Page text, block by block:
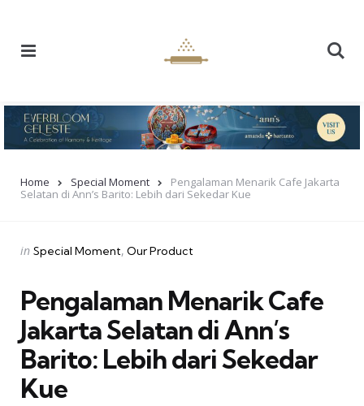
Home Special Moment
Pengalaman Menarik Cafe Jakarta
Selatan di Ann’s Barito: Lebih dari Sekedar Kue
Categories
Posted
in Special Moment Our Product
Pengalaman Menarik Cafe
Jakarta Selatan di Ann’s
Barito: Lebih dari Sekedar
Kue